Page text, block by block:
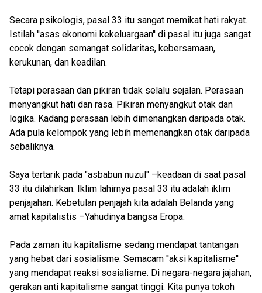
Secara psikologis, pasal 33 itu sangat memikat hati rakyat.
Istilah ''asas ekonomi kekeluargaan'' di pasal itu juga sangat
cocok dengan semangat solidaritas, kebersamaan,
kerukunan, dan keadilan.
Tetapi perasaan dan pikiran tidak selalu sejalan. Perasaan
menyangkut hati dan rasa. Pikiran menyangkut otak dan
logika. Kadang perasaan lebih dimenangkan daripada otak.
Ada pula kelompok yang lebih memenangkan otak daripada
sebaliknya.
Saya tertarik pada "asbabun nuzul" –keadaan di saat pasal
33 itu dilahirkan. Iklim lahirnya pasal 33 itu adalah iklim
penjajahan. Kebetulan penjajah kita adalah Belanda yang
amat kapitalistis –Yahudinya bangsa Eropa.
Pada zaman itu kapitalisme sedang mendapat tantangan
yang hebat dari sosialisme. Semacam ''aksi kapitalisme''
yang mendapat reaksi sosialisme. Di negara-negara jajahan,
gerakan anti kapitalisme sangat tinggi. Kita punya tokoh